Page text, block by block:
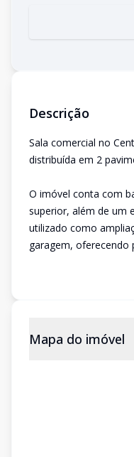
Descrição
Sala comercial no
distribuída em 2
O imóvel conta com
superior, além de um
utilizado como
garagem, oferecendo
Mapa do imóvel